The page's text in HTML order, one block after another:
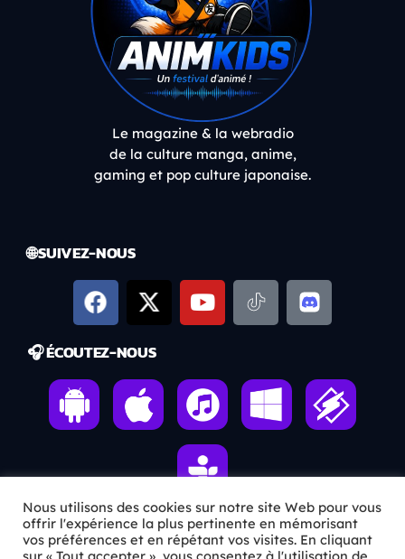
Le magazine & la webradio
de la culture manga, anime,
gaming et pop culture japonaise.
🌐 SUIVEZ-NOUS
🎧 ÉCOUTEZ-NOUS
ℹ️ INFOS PRATIQUES
Nous utilisons des cookies sur notre site Web pour vous
offrir l'expérience la plus pertinente en mémorisant
vos préférences et en répétant vos visites. En cliquant